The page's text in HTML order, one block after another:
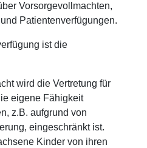
Vorsorgevollmachten,
Patientenverfügungen.
ist die
wird die Vertretung für
eigene Fähigkeit
z.B. aufgrund von
eingeschränkt ist.
Kinder von ihren